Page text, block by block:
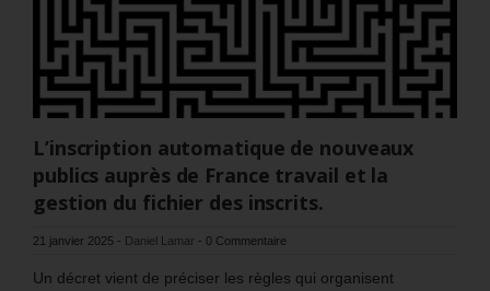
L’inscription automatique de nouveaux
publics auprès de France travail et la
gestion du fichier des inscrits.
21 janvier 2025 - Daniel Lamar - 0 Commentaire
Un décret vient de préciser les règles qui organisent